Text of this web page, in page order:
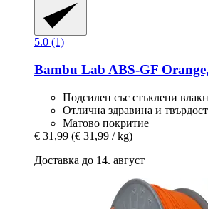
5.0 (1)
Bambu Lab ABS-​GF
Подсилен със стъклени
Отлична здравина и твърдост
Матово покритие
€ 31,99 (€ 31,99 / kg)
Доставка до 14. август